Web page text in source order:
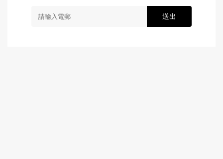
送出